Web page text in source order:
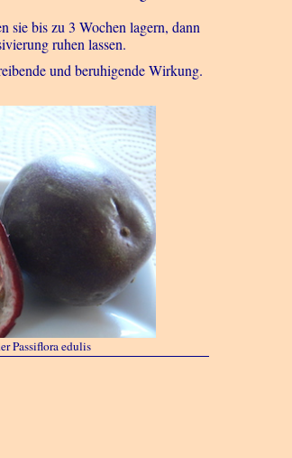
sie bis zu 3 Wochen lagern, dann
ruhen lassen.
und beruhigende Wirkung.
Passiflora edulis